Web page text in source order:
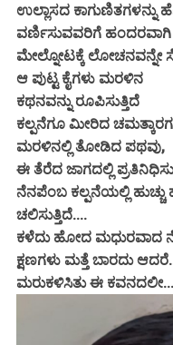
ಉಲ್ಲಾಸದ ಕಾಗುಣಿತಗಳನ್ನು
ವರ್ಣಿಸುವವರಿಗೆ ಹಂದರವಾಗಿ
ಮೇಲ್ನೋಟಕ್ಕೆ ಲೋಚನವನ್ನೇ
ಆ ಪುಟ್ಟ ಕೈಗಳು ಮರಳಿನ
ಕಥನವನ್ನು ರೂಪಿಸುತ್ತಿದೆ
ಕಲ್ಪನೆಗೂ ಮೀರಿದ
ಮರಳಿನಲ್ಲಿ ತೋಡಿದ ಪಥವು,
ಈ ತೆರೆದ ಜಾಗದಲ್ಲಿ
ನೆನಪೆಂಬ ಕಲ್ಪನೆಯಲ್ಲಿ ಹುಚ್ಚು
ಚಲಿಸುತ್ತಿದೆ....
ಕಳೆದು ಹೋದ ಮಧುರವಾದ
ಕ್ಷಣಗಳು ಮತ್ತೆ ಬಾರದು
ಮರುಕಳಿಸಿತು ಈ